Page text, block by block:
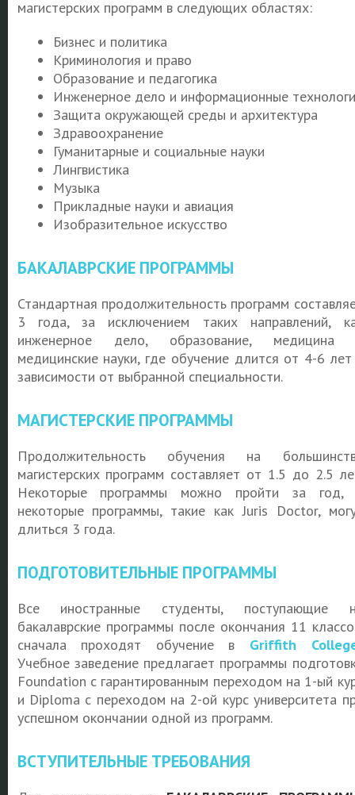
магистерских программ в следующих областях:
Бизнес и политика
Криминология и право
Образование и педагогика
Инженерное дело и информационные
Защита окружающей среды и архитектура
Здравоохранение
Гуманитарные и социальные науки
Лингвистика
Музыка
Прикладные науки и авиация
Изобразительное искусство
БАКАЛАВРСКИЕ ПРОГРАММЫ
Стандартная продолжительность программ
3 года, за исключением таких направлений,
инженерное дело, образование, медицина
медицинские науки, где обучение длится от 4-6
зависимости от выбранной специальности.
МАГИСТЕРСКИЕ ПРОГРАММЫ
Продолжительность обучения на
магистерских программ составляет от 1.5 до 2.5
Некоторые программы можно пройти за год,
некоторые программы, такие как Juris Doctor,
длиться 3 года.
ПОДГОТОВИТЕЛЬНЫЕ ПРОГРАММЫ
Все иностранные студенты, поступающие
бакалаврские программы после окончания 11
сначала проходят обучение в Griffith
Учебное заведение предлагает программы
Foundation с гарантированным переходом на 1-ый
и Diploma с переходом на 2-ой курс университета
успешном окончании одной из программ.
ВСТУПИТЕЛЬНЫЕ ТРЕБОВАНИЯ